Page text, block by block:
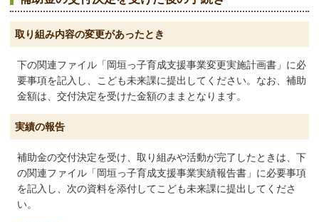
取り組み内容の変更があったとき
下の関連ファイル「岡垣っ子育成支援事業変更実施計画書」に必
要事項を記入し、こども未来課に提出してください。なお、補助
金額は、交付決定を受けた金額のままとなります。
実績の報告
補助金の交付決定を受け、取り組みや活動が完了したときは、下
の関連ファイル「岡垣っ子育成支援事業実績報告書」に必要事項
を記入し、次の資料を添付してこども未来課に提出してくださ
い。